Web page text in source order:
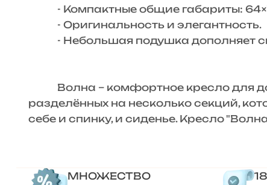
- Компактные общие габариты:
- Оригинальность и элегантность.
- Небольшая подушка дополняет
Волна – комфортное кресло для
разделённых на несколько секций,
себе и спинку, и сиденье. Кресло
МНОЖЕСТВО